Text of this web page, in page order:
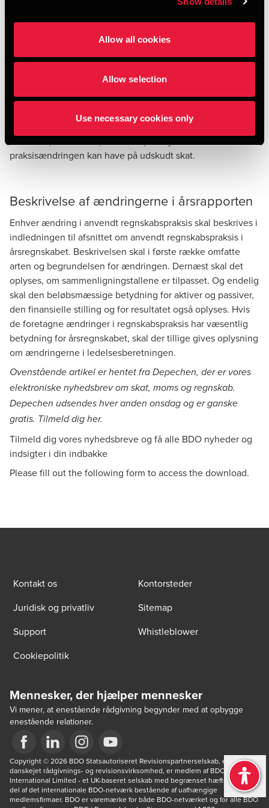
Allow all cookies
Allow selection
Use necessary cookies only
tilbagevirkende kraft. Er det ikke muligt at foretage et
pålideligt skøn, kan ændring af sammenligningstallene
undlades.
Den akkumulerede virkning af praksisændringen skal
indregnes direkte på egenkapitalen primo. På den måde
bliver årsregnskabet præsenteret, som om den nye praksis
altid har været anvendt. Det er i denne forbindelse vigtigt
at være opmærksom på den betydning, som
praksisændringen kan have på udskudt skat.
Beskrivelse af ændringerne i årsrapporten
Enhver ændring i anvendt regnskabspraksis skal beskrives i
indledningen til afsnittet om anvendt regnskabspraksis i
årsregnskabet. Beskrivelsen skal i første række omfatte
arten og begrundelsen for ændringen. Dernæst skal det
oplyses, om sammenligningstallene er tilpasset. Og endelig
skal den beløbsmæssige betydning for aktiver og passiver,
den finansielle stilling og for resultatet også oplyses. Hvis
de foretagne ændringer i regnskabspraksis har væsentlig
betydning for årsregnskabet, skal der tillige gives oplysning
om ændringerne i ledelsesberetningen.
Ovenstående artikel er hentet fra Depechen, der er vores
elektroniske nyhedsbrev om skat, moms og regnskab.
Depechen udsendes hver anden onsdag og er ganske
gratis. Tilmeld dig her.
Tilmeld dig vores nyhedsbreve og få alle BDO nyheder og
indsigter i din indbakke
Please fill out the following form to access the download.
Kontakt os
Kontorsteder
Juridisk og privatliv
Sitemap
Support
Whistleblower
Cookiepolitik
Mennesker, der hjælper mennesker
Vi mener, at enestående rådgivning begynder med at opbygge
enestående relationer.
Opens in a new window/tab
Opens in a new window/tab
Opens in a new window/tab
Opens in a new window/tab
Copyright © 2026 BDO Statsautoriseret Revisionspartnerselskab, en
danskejet rådgivnings- og revisionsvirksomhed, er medlem af BDO
International Limited - et UK-baseret selskab med begrænset hæftelse - og
del af det internationale BDO-netværk bestående af uafhængige
medlemsfirmaer. BDO er varemærke for både BDO-netværket og for alle BDO